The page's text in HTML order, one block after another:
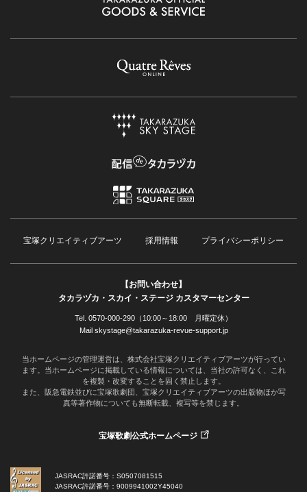
宝塚クリエイティブアーツ 採用情報 プライバシーポリシー
【お問い合わせ】
タカラヅカ・スカイ・ステージ カスタマーセンター
Tel. 0570-000-290（10:00～18:00 月曜定休）
Mail skystage@takarazuka-revue-support.jp
当ホームページの管理運営は、株式会社宝塚クリエイティブアーツが行ってい
ます。当ホームページに掲載している情報については、当社の許可なく、これ
を複製・改変することを固く禁止します。
また、阪急電鉄並びに宝塚歌劇団、宝塚クリエイティブアーツの出版物ほか写
真等著作物についても無断転載、複写等を禁じます。
宝塚歌劇公式ホームページ
JASRAC許諾番号：S0507081515
JASRAC許諾番号：9009941002Y45040